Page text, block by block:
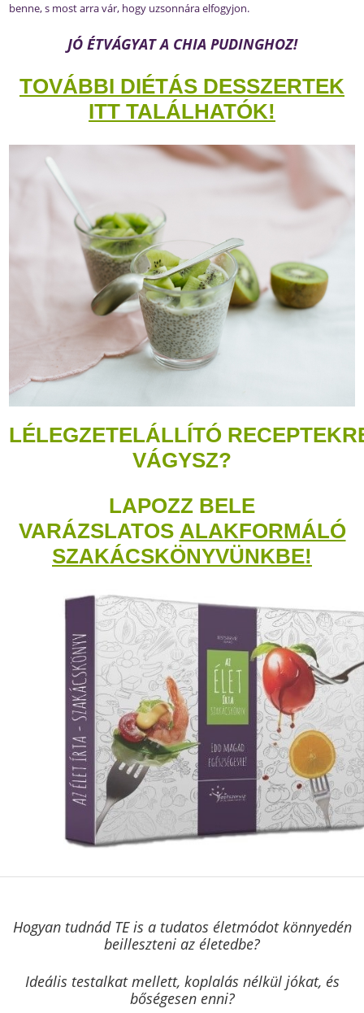
benne, s most arra vár, hogy uzsonnára elfogyjon.
JÓ ÉTVÁGYAT A CHIA PUDINGHOZ!
TOVÁBBI DIÉTÁS DESSZERTEK
ITT TALÁLHATÓK!
LÉLEGZETELÁLLÍTÓ
VÁGYSZ?
LAPOZZ BELE
VARÁZSLATOS ALAKFORMÁLÓ
SZAKÁCSKÖNYVÜNKBE!
Hogyan tudnád TE is a tudatos életmódot könnyedén
beilleszteni az életedbe?
Ideális testalkat mellett, koplalás nélkül jókat, és
bőségesen enni?